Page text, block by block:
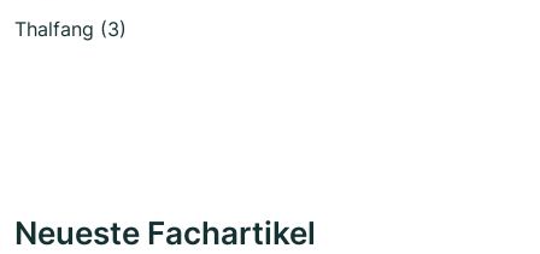
Thalfang (3)
Neueste Fachartikel